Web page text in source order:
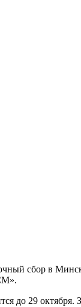
сбор в
до 29 октября.